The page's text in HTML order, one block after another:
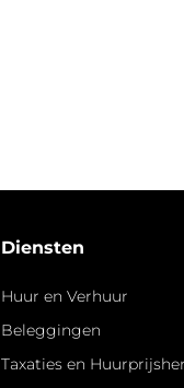
Diensten
Huur en Verhuur
Beleggingen
Taxaties en